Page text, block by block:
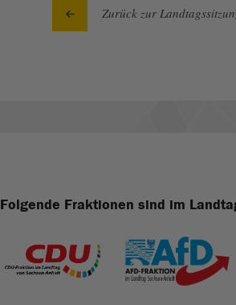
Zurück zur
Folgende Fraktionen sind im